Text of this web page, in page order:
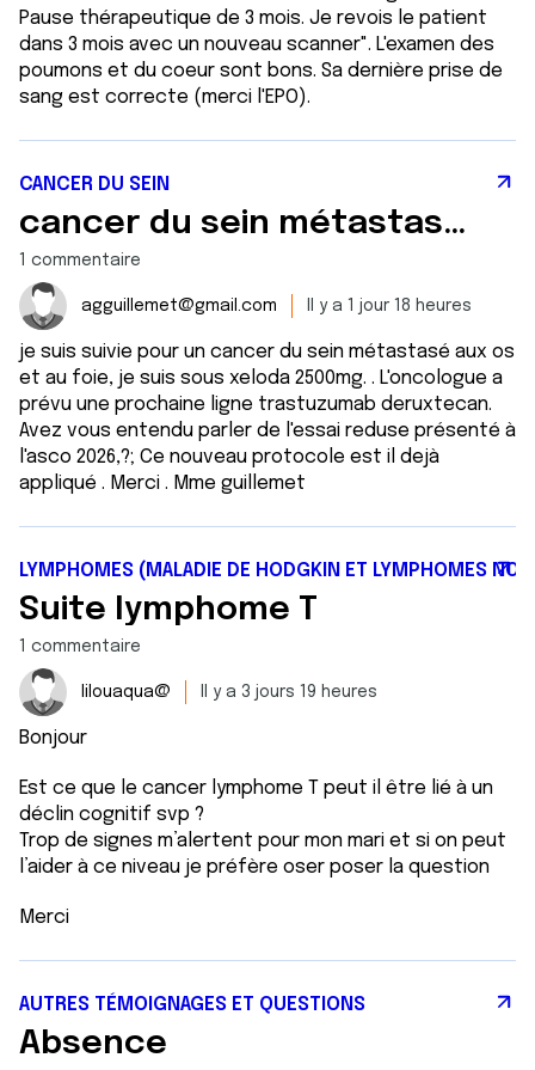
Pause thérapeutique de 3 mois. Je revois le patient
dans 3 mois avec un nouveau scanner". L'examen des
poumons et du coeur sont bons. Sa dernière prise de
sang est correcte (merci l'EPO).
CANCER DU SEIN
cancer du sein métastasé au foie et aux os
1 commentaire
agguillemet@gmail.com Il y a 1 jour 18 heures
je suis suivie pour un cancer du sein métastasé aux os
et au foie, je suis sous xeloda 2500mg. . L'oncologue a
prévu une prochaine ligne trastuzumab deruxtecan.
Avez vous entendu parler de l'essai reduse présenté à
l'asco 2026,?; Ce nouveau protocole est il dejà
appliqué . Merci . Mme guillemet
LYMPHOMES (MALADIE DE HODGKIN ET LYMPHOMES
Suite lymphome T
1 commentaire
lilouaqua@ Il y a 3 jours 19 heures
Bonjour
Est ce que le cancer lymphome T peut il être lié à un
déclin cognitif svp ?
Trop de signes m’alertent pour mon mari et si on peut
l’aider à ce niveau je préfère oser poser la question
Merci
AUTRES TÉMOIGNAGES ET QUESTIONS
Absence